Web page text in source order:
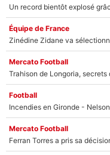
Équipe de France
Mercato Football
Football
Mercato Football